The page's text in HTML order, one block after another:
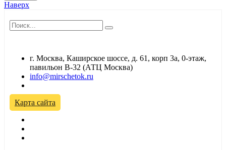
Наверх
г. Москва, Каширское шоссе, д. 61, корп 3а, 0-этаж,
павильон В-32 (АТЦ Москва)
info@mirschetok.ru
Карта сайта